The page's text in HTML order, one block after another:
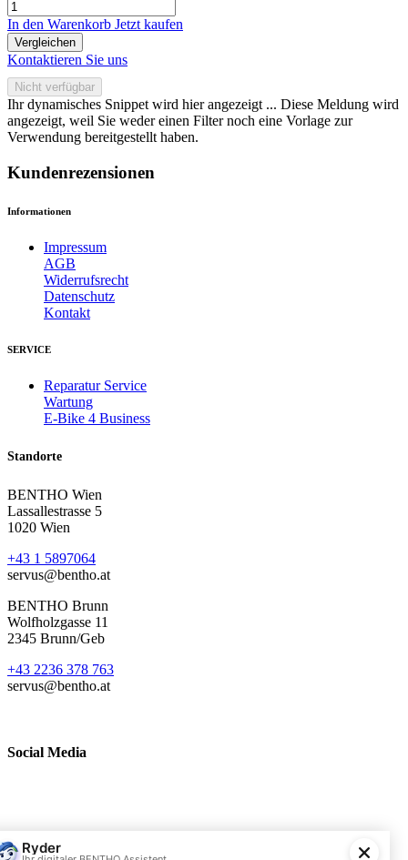
In den Warenkorb Jetzt kaufen
Vergleichen
Kontaktieren Sie uns
Nicht verfügbar
Ihr dynamisches Snippet wird hier angezeigt ... Diese Meldung wird
angezeigt, weil Sie weder einen Filter noch eine Vorlage zur
Verwendung bereitgestellt haben.
Kundenrezensionen
Informationen
Impressum
AGB
Widerrufsrecht
Datenschutz
Kontakt
SERVICE
Reparatur Service
Wartung
E-Bike 4 Business
Standorte
BENTHO Wien
Lassallestrasse 5
1020 Wien
+43 1 5897064
servus@bentho.at
BENTHO Brunn
Wolfholzgasse 11
2345 Brunn/Geb
+43 2236 378 763
servus@bentho.at
Social Media